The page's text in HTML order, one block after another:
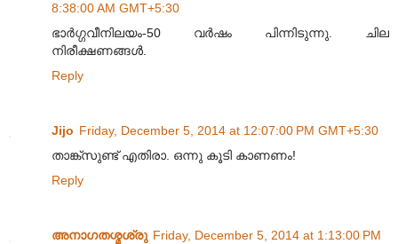
8:38:00 AM GMT+5:30
ഭാർഗ്ഗവീനിലയം-50 വർഷം പിന്നിടുന്നു. ചില
നിരീക്ഷണങ്ങൾ.
Reply
Jijo Friday, December 5, 2014 at 12:07:00 PM GMT+5:30
താങ്ക്‌സുണ്ട് എതിരാ. ഒന്നു കൂടി കാണണം!
Reply
അനാഗതശ്മശ്രു Friday, December 5, 2014 at 1:13:00 PM